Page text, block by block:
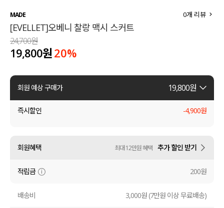
티셔츠
팬츠
셔츠
원피스
액티브
아우터
언더웨어
MADE
[EVELLET]오베니 찰랑 맥시 스커트
0개 리뷰
24,700원
19,800원20%
회원 예상 구매가 19,800원
즉시할인 -4,900원
회원혜택 최대 12만원 혜택 추가 할인 받기
적립금 200원
배송비 3,000원 (7만원 이상 무료배송)